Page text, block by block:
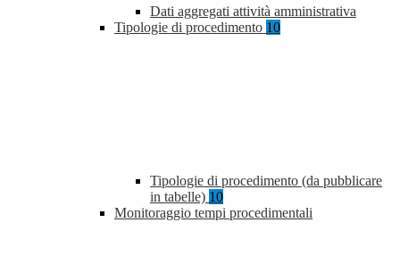
Dati aggregati attività amministrativa
Tipologie di procedimento 10
Tipologie di procedimento (da pubblicare
in tabelle) 10
Monitoraggio tempi procedimentali